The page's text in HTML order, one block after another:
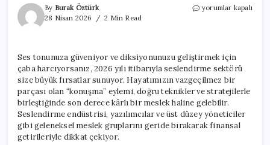
By Burak Öztürk
28 Nisan 2026
2 Min Read
Gelişen
2026’nın
Parlayan
Mesleği
için
yorumlar kapalı
Ses tonunuza güveniyor ve diksiyonunuzu geliştirmek için
çaba harcıyorsanız, 2026 yılı itibarıyla seslendirme sektörü
size büyük fırsatlar sunuyor. Hayatımızın vazgeçilmez bir
parçası olan “konuşma” eylemi, doğru teknikler ve stratejilerle
birleştiğinde son derece kârlı bir meslek haline gelebilir.
Seslendirme endüstrisi, yazılımcılar ve üst düzey yöneticiler
gibi geleneksel meslek gruplarını geride bırakarak finansal
getirileriyle dikkat çekiyor.